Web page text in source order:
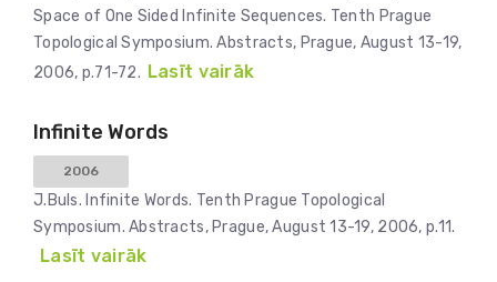
Space of One Sided Infinite Sequences. Tenth Prague
Topological Symposium. Abstracts, Prague, August 13-19,
2006, p.71-72. Lasīt vairāk
Infinite Words
2006
J.Buls. Infinite Words. Tenth Prague Topological
Symposium. Abstracts, Prague, August 13-19, 2006, p.11.
Lasīt vairāk